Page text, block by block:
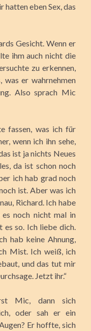
hatten eben Sex, das
Gesicht. Wenn er
ihm auch nicht die
zu erkennen,
was er wahrnehmen
Also sprach Mic
fassen, was ich für
wenn ich ihn sehe,
ist ja nichts Neues
da ist schon noch
ich hab grad noch
ist. Aber was ich
Richard. Ich habe
noch nicht mal in
so. Ich liebe dich.
hab keine Ahnung,
Mist. Ich weiß, ich
und das tut mir
Jetzt ihr.“
Mic, dann sich
oder sah er ein
Er hoffte, sich